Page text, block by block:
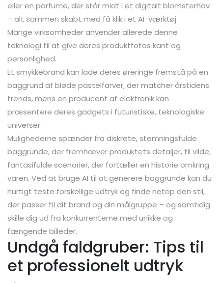
eller en parfume, der står midt i et digitalt blomsterhav
– alt sammen skabt med få klik i et AI-værktøj.
Mange virksomheder anvender allerede denne
teknologi til at give deres produktfotos kant og
personlighed.
Et smykkebrand kan lade deres øreringe fremstå på en
baggrund af bløde pastelfarver, der matcher årstidens
trends, mens en producent af elektronik kan
præsentere deres gadgets i futuristiske, teknologiske
universer.
Mulighederne spænder fra diskrete, stemningsfulde
baggrunde, der fremhæver produktets detaljer, til vilde,
fantasifulde scenarier, der fortæller en historie omkring
varen. Ved at bruge AI til at generere baggrunde kan du
hurtigt teste forskellige udtryk og finde netop den stil,
der passer til dit brand og din målgruppe – og samtidig
skille dig ud fra konkurrenterne med unikke og
fængende billeder.
Undgå faldgruber: Tips til
et professionelt udtryk